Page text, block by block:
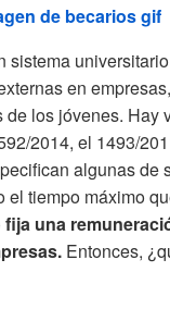
sistema
en
de los jóvenes. Hay
2014, el 1493/
algunas de
el tiempo máximo
una
Entonces,